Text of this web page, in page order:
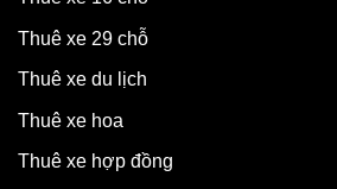
Thuê xe 29 chỗ
Thuê xe du lịch
Thuê xe hoa
Thuê xe hợp đồng